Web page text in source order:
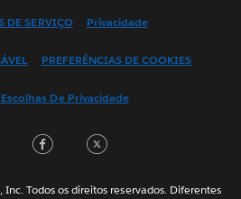
(Canada)
日本語
Nederlands
DE SERVIÇO Privacidade
PREFERÊNCIAS DE COOKIES
De Privacidade
LinkedInFacebook
Todos os direitos reservados. Diferentes